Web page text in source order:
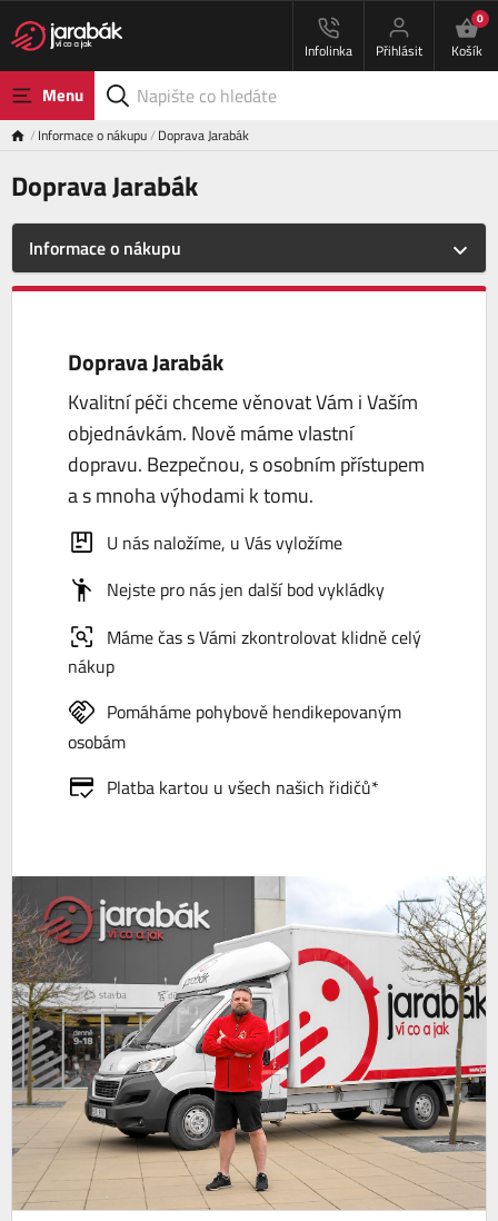
Infolinka Přihlásit
0
Košík
Menu
Informace o nákupu Doprava Jarabák
Doprava Jarabák
Informace o nákupu
Doprava Jarabák
Kvalitní péči chceme věnovat Vám i Vaším
objednávkám. Nově máme vlastní
dopravu. Bezpečnou, s osobním přístupem
a s mnoha výhodami k tomu.
U nás naložíme, u Vás vyložíme
Nejste pro nás jen další bod vykládky
Máme čas s Vámi zkontrolovat klidně celý
nákup
Pomáháme pohybově hendikepovaným
osobám
Platba kartou u všech našich řidičů*